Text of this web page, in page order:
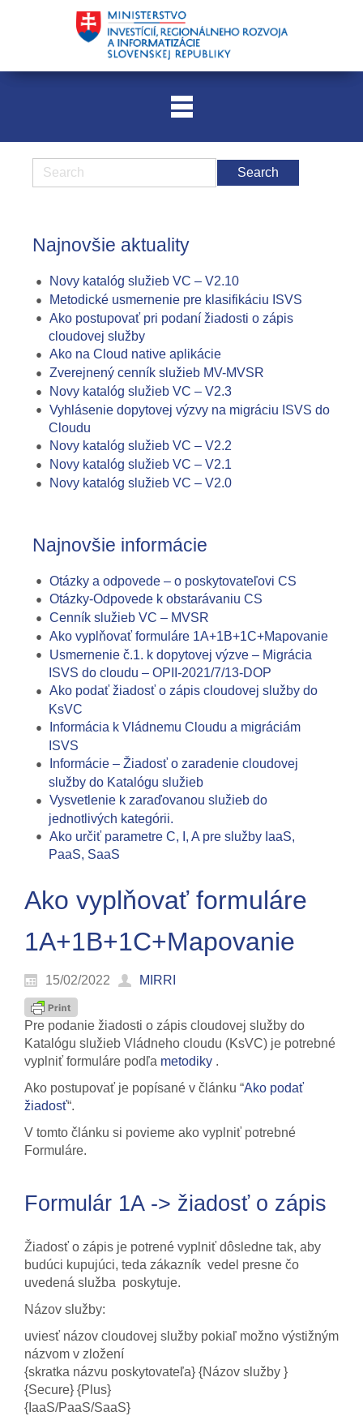
Najnovšie aktuality
Novy katalóg služieb VC – V2.10
Metodické usmernenie pre klasifikáciu ISVS
Ako postupovať pri podaní žiadosti o zápis
cloudovej služby
Ako na Cloud native aplikácie
Zverejnený cenník služieb MV-MVSR
Novy katalóg služieb VC – V2.3
Vyhlásenie dopytovej výzvy na migráciu ISVS do
Cloudu
Novy katalóg služieb VC – V2.2
Novy katalóg služieb VC – V2.1
Novy katalóg služieb VC – V2.0
Najnovšie informácie
Otázky a odpovede – o poskytovateľovi CS
Otázky-Odpovede k obstarávaniu CS
Cenník služieb VC – MVSR
Ako vyplňovať formuláre 1A+1B+1C+Mapovanie
Usmernenie č.1. k dopytovej výzve – Migrácia
ISVS do cloudu – OPII-2021/7/13-DOP
Ako podať žiadosť o zápis cloudovej služby do
KsVC
Informácia k Vládnemu Cloudu a migráciám
ISVS
Informácie – Žiadosť o zaradenie cloudovej
služby do Katalógu služieb
Vysvetlenie k zaraďovanou služieb do
jednotlivých kategórii.
Ako určiť parametre C, I, A pre služby IaaS,
PaaS, SaaS
Ako vyplňovať formuláre
1A+1B+1C+Mapovanie
15/02/2022 MIRRI
Pre podanie žiadosti o zápis cloudovej služby do
Katalógu služieb Vládneho cloudu (KsVC) je potrebné
vyplniť formuláre podľa metodiky .
Ako postupovať je popísané v článku “Ako podať
žiadosť“.
V tomto článku si povieme ako vyplniť potrebné
Formuláre.
Formulár 1A -> žiadosť o zápis
Žiadosť o zápis je potrené vyplniť dôsledne tak, aby
budúci kupujúci, teda zákazník vedel presne čo
uvedená služba poskytuje.
Názov služby:
uviesť názov cloudovej služby pokiaľ možno výstižným
názvom v zložení
{skratka názvu poskytovateľa} {Názov služby }
{Secure} {Plus}
{IaaS/PaaS/SaaS}